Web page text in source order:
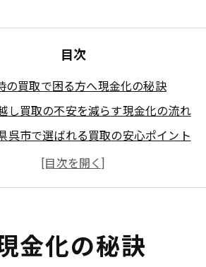
目次
の買取で困る方へ現金化の秘訣
し買取の不安を減らす現金化の流れ
呉市で選ばれる買取の安心ポイント
ービスを活用した手間の少ない処分術
を成功させる買取査定のコツとは
活用した呉市での不用品処分術
出張買取が選ばれる理由と利点
金化の秘訣